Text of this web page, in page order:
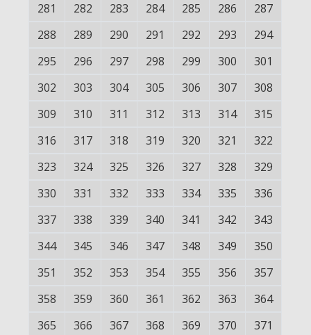
281
282 283 284 285 286
287
288
289 290 291 292 293
294
295
296 297 298 299 300
301
302
303 304 305 306 307
308
309
310 311 312 313 314
315
316
317 318 319 320 321
322
323
324 325 326 327 328
329
330
331 332 333 334 335
336
337
338 339 340 341 342
343
344
345 346 347 348 349
350
351
352 353 354 355 356
357
358
359 360 361 362 363
364
365
366 367 368 369 370
371